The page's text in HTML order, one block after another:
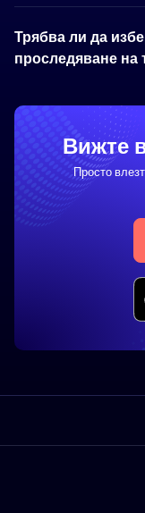
Трябва ли да
проследяване на
Вижте
Просто